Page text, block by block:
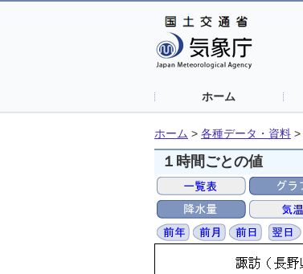
ホーム
ホーム > 各種データ・資料 >
１時間ごとの値